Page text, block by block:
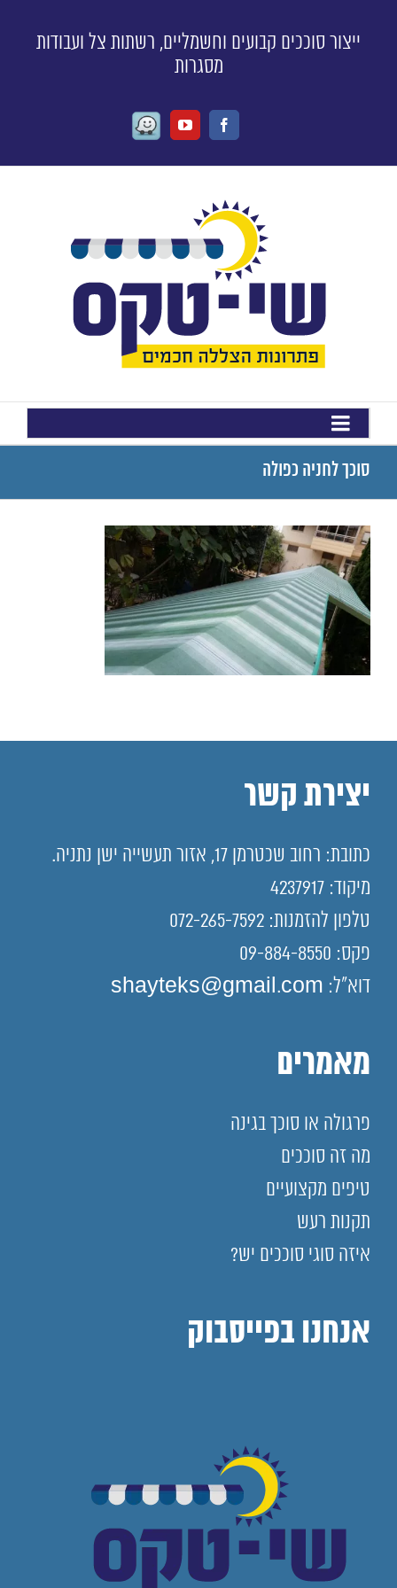
ייצור סוככים קבועים וחשמליים, רשתות צל ועבודות
מסגרות
Facebook
Youtube
Waze
סוכך לחניה כפולה
יצירת קשר
כתובת: רחוב שכטרמן 17, אזור תעשייה ישן נתניה.
מיקוד: 4237917
טלפון להזמנות: 072-265-7592
פקס: 09-884-8550
דוא"ל: shayteks@gmail.com
מאמרים
פרגולה או סוכך בגינה
מה זה סוככים
טיפים מקצועיים
תקנות רעש
איזה סוגי סוככים יש?
אנחנו בפייסבוק